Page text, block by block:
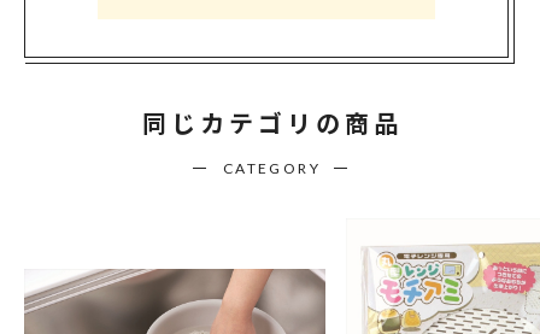
同じカテゴリの商品
CATEGORY